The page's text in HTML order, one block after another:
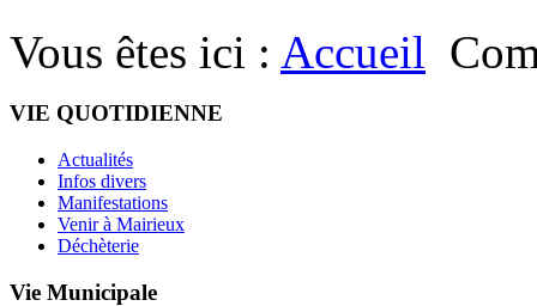
Vous êtes ici : Accueil
VIE QUOTIDIENNE
Actualités
Infos divers
Manifestations
Venir à Mairieux
Déchèterie
Vie Municipale